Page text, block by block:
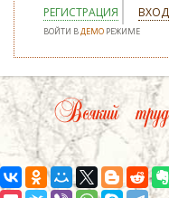
РЕГИСТРАЦИЯ ВХОД
ВОЙТИ ВДЕМО РЕЖИМЕ
Всякий